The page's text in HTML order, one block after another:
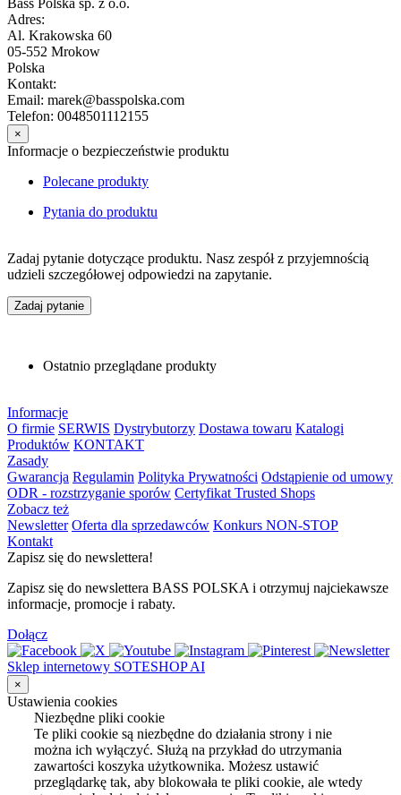
Adres:
Al. Krakowska 60
05-552 Mrokow
Polska
Kontakt:
Email: marek@basspolska.com
Telefon: 0048501112155
×
Informacje o bezpieczeństwie produktu
Polecane produkty
Pytania do produktu
Zadaj pytanie dotyczące produktu. Nasz zespół z przyjemnością
udzieli szczegółowej odpowiedzi na zapytanie.
Zadaj pytanie
Ostatnio przeglądane produkty
Informacje
O firmie SERWIS Dystrybutorzy Dostawa towaru Katalogi
Produktów KONTAKT
Zasady
Gwarancja Regulamin Polityka Prywatności Odstąpienie od umowy
ODR - rozstrzyganie sporów Certyfikat Trusted Shops
Zobacz też
Newsletter Oferta dla sprzedawców Konkurs NON-STOP
Kontakt
Zapisz się do newslettera!
Zapisz się do newslettera BASS POLSKA i otrzymuj najciekawsze
informacje, promocje i rabaty.
Dołącz
Sklep internetowy SOTESHOP AI
×
Ustawienia cookies
Niezbędne pliki cookie
Te pliki cookie są niezbędne do działania strony i nie
można ich wyłączyć. Służą na przykład do utrzymania
zawartości koszyka użytkownika. Możesz ustawić
przeglądarkę tak, aby blokowała te pliki cookie, ale wtedy